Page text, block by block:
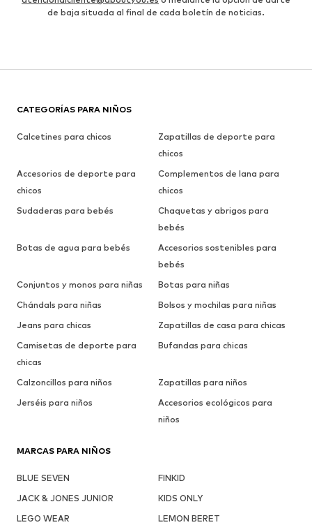
de baja situada al final de cada boletín de noticias.
CATEGORÍAS PARA NIÑOS
Calcetines para chicos
Zapatillas de deporte para
chicos
Accesorios de deporte para
chicos
Complementos de lana para
chicos
Sudaderas para bebés
Chaquetas y abrigos para
bebés
Botas de agua para bebés
Accesorios sostenibles para
bebés
Conjuntos y monos para niñas
Botas para niñas
Chándals para niñas
Bolsos y mochilas para niñas
Jeans para chicas
Zapatillas de casa para chicas
Camisetas de deporte para
chicas
Bufandas para chicas
Calzoncillos para niños
Zapatillas para niños
Jerséis para niños
Accesorios ecológicos para
niños
MARCAS PARA NIÑOS
BLUE SEVEN
FINKID
JACK & JONES JUNIOR
KIDS ONLY
LEGO WEAR
LEMON BERET